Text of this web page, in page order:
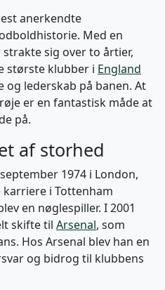
anerkendte
Med en
sig over to årtier,
største klubber i England
lederskab på banen. At
er en fantastisk måde at
på.
af storhed
1974 i London,
i Tottenham
en nøglespiller. I 2001
skifte til Arsenal, som
Hos Arsenal blev han en
og bidrog til klubbens